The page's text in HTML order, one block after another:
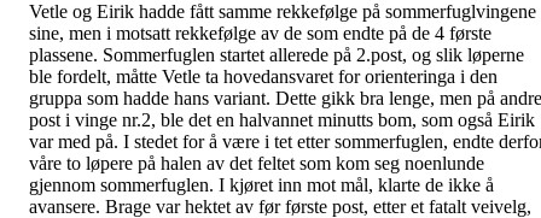
Vetle og Eirik hadde fått samme rekkefølge på sommerfuglvingene
sine, men i motsatt rekkefølge av de som endte på de 4 første
plassene. Sommerfuglen startet allerede på 2.post, og slik løperne
ble fordelt, måtte Vetle ta hovedansvaret for orienteringa i den
gruppa som hadde hans variant. Dette gikk bra lenge, men på andre
post i vinge nr.2, ble det en halvannet minutts bom, som også Eirik
var med på. I stedet for å være i tet etter sommerfuglen, endte
våre to løpere på halen av det feltet som kom seg noenlunde
gjennom sommerfuglen. I kjøret inn mot mål, klarte de ikke å
avansere. Brage var hektet av før første post, etter et fatalt veivelg,